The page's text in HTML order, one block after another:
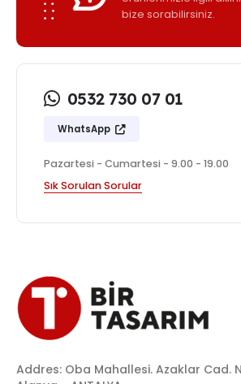
bize sorabilirsiniz.
0532 730 07 01
WhatsApp
Pazartesi - Cumartesi - 9.00 - 19.00
Sık Sorulan Sorular
Addres: Oba Mahallesi. Azaklar Cad.